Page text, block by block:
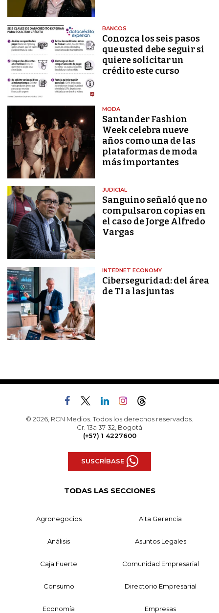
BANCOS
Conozca los seis pasos
que usted debe seguir si
quiere solicitar un
crédito este curso
MODA
Santander Fashion
Week celebra nueve
años como una de las
plataformas de moda
más importantes
JUDICIAL
Sanguino señaló que no
compulsaron copias en
el caso de Jorge Alfredo
Vargas
INTERNET ECONOMY
Ciberseguridad: del área
de TI a las juntas
© 2026, RCN Medios. Todos los derechos reservados.
Cr. 13a 37-32, Bogotá
(+57) 1 4227600
SUSCRÍBASE
TODAS LAS SECCIONES
Agronegocios Alta Gerencia
Análisis Asuntos Legales
Caja Fuerte Comunidad Empresarial
Consumo Directorio Empresarial
Economía Empresas